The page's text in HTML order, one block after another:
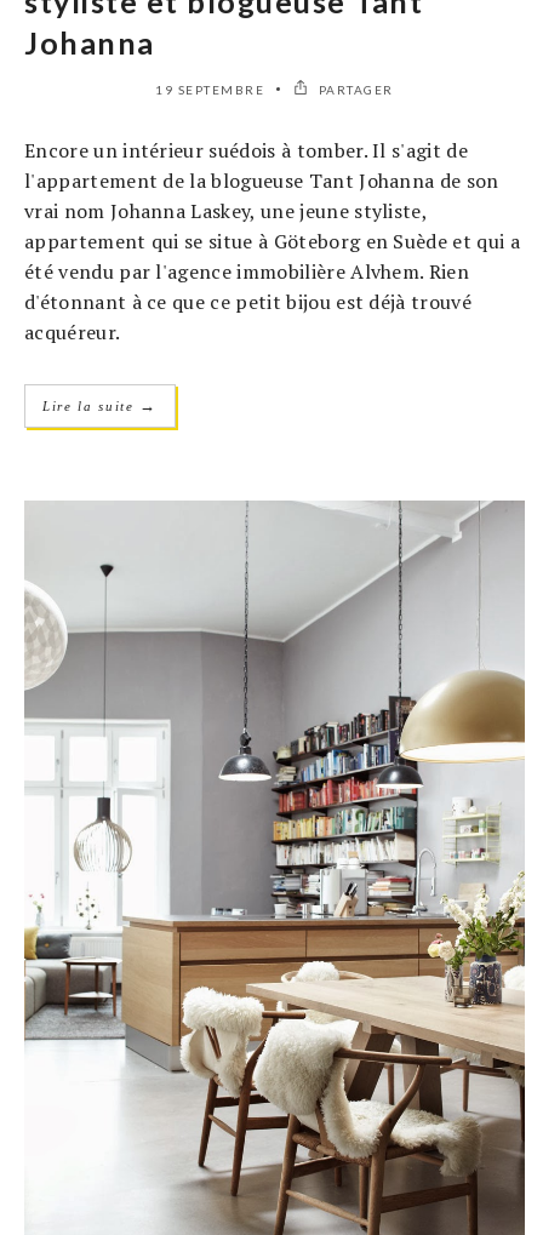
Johanna
19 SEPTEMBRE PARTAGER
Encore un intérieur suédois à tomber. Il s'agit de
l'appartement de la blogueuse Tant Johanna de son
vrai nom Johanna Laskey, une jeune styliste,
appartement qui se situe à Göteborg en Suède et qui a
été vendu par l'agence immobilière Alvhem. Rien
d'étonnant à ce que ce petit bijou est déjà trouvé
acquéreur.
Lire la suite →